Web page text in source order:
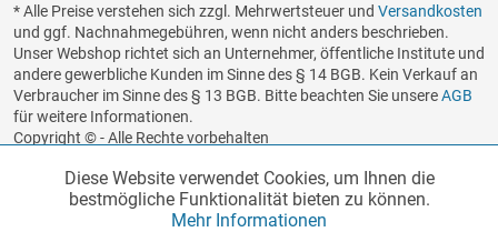
* Alle Preise verstehen sich zzgl. Mehrwertsteuer und Versandkosten
und ggf. Nachnahmegebühren, wenn nicht anders beschrieben.
Unser Webshop richtet sich an Unternehmer, öffentliche Institute und
andere gewerbliche Kunden im Sinne des § 14 BGB. Kein Verkauf an
Verbraucher im Sinne des § 13 BGB. Bitte beachten Sie unsereAGB
für weitere Informationen.
Copyright © - Alle Rechte vorbehalten
Realisiert von
Funktionale Aktiv
Diese Website verwendet Cookies, um Ihnen die
bestmögliche Funktionalität bieten zu können.
Mehr Informationen